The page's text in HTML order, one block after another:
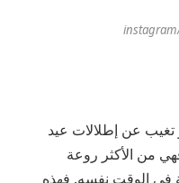
تغيب عن إطلالات عيد
من الأكثر روعة
في الوقت نفسه. فهذه